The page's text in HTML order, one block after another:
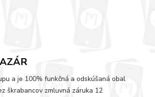
a je 100% funkčná a odskúšaná obal
škrabancov zmluvná záruka 12